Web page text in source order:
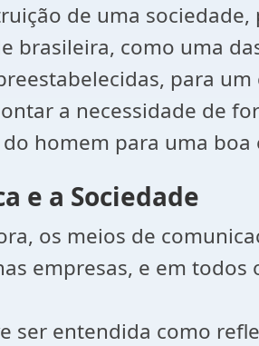
de uma
brasileira, como uma
para
a necessidade de
do homem para uma
e a Sociedade
os meios de
empresas, e em
ser entendida como